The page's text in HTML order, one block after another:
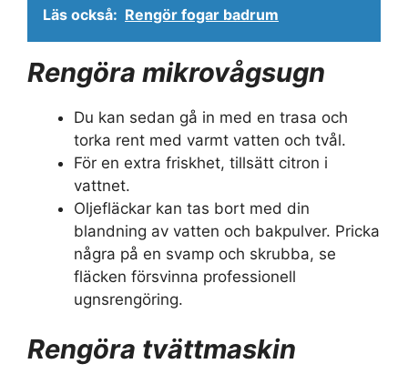
Läs också: Rengör fogar badrum
Rengöra mikrovågsugn
Du kan sedan gå in med en trasa och
torka rent med varmt vatten och tvål.
För en extra friskhet, tillsätt citron i
vattnet.
Oljefläckar kan tas bort med din
blandning av vatten och bakpulver. Pricka
några på en svamp och skrubba, se
fläcken försvinna professionell
ugnsrengöring.
Rengöra tvättmaskin